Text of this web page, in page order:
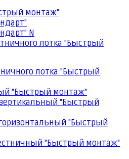
монтаж"
N
лотка "Быстрый
лотка "Быстрый
"Быстрый монтаж"
"Быстрый
"Быстрый
"Быстрый монтаж"